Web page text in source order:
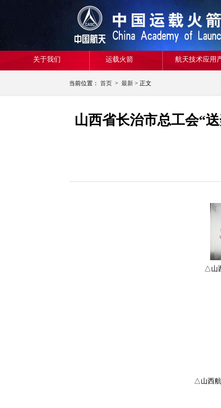
关于我们 运载火箭 航天技术应用
当前位置： 首页 > 最新 > 正文
山西省长治市总工会“
△山
△山西航